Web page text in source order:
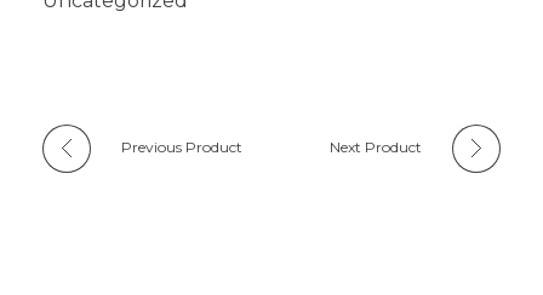
Previous Product Next Product